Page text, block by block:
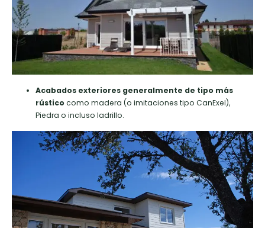
Acabados exteriores generalmente de tipo más
rústico como madera (o imitaciones tipo CanExel),
Piedra o incluso ladrillo.